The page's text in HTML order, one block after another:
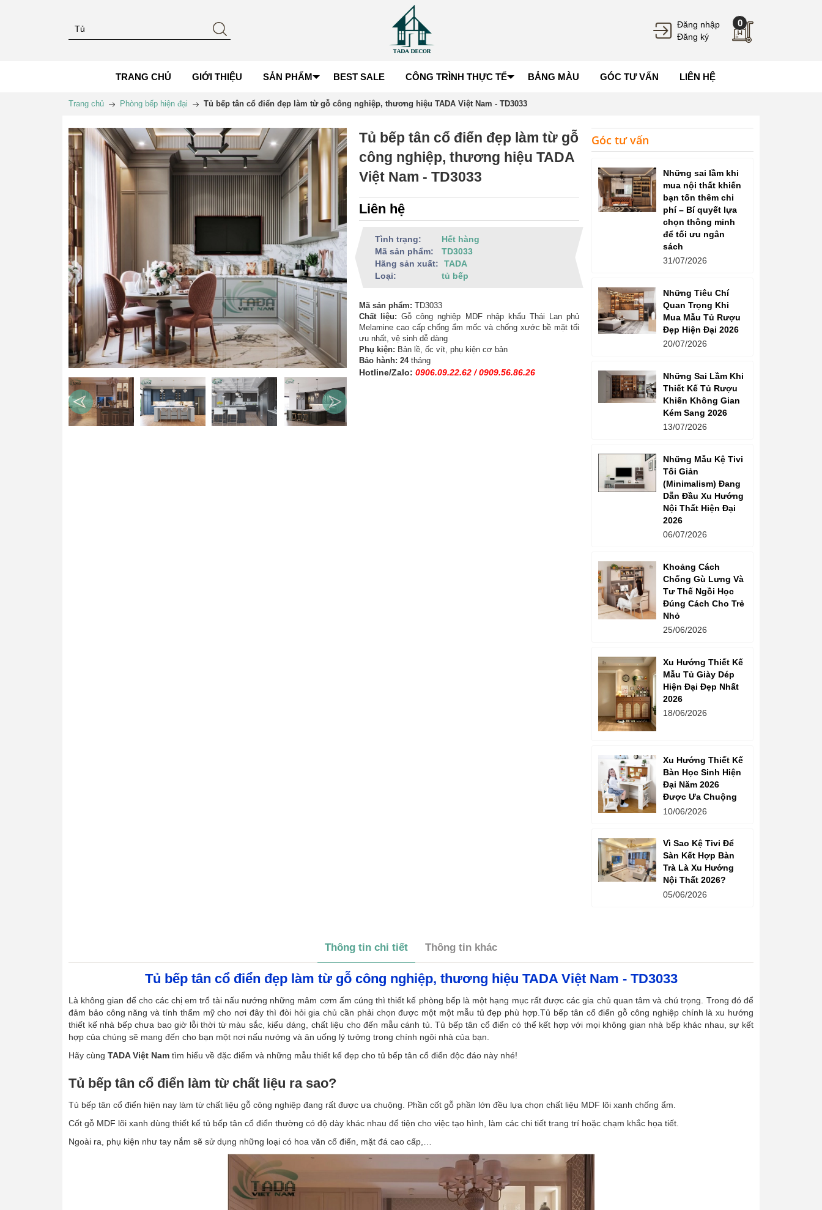
Đăng nhập
Đăng ký
0
TRANG CHỦ GIỚI THIỆU SẢN PHẨM BEST SALE CÔNG TRÌNH THỰC TẾ BẢNG MÀU GÓC TƯ VẤN LIÊN HỆ
Trang chủ Phòng bếp hiện đại Tủ bếp tân cổ điển đẹp làm từ gỗ công nghiệp, thương hiệu TADA Việt Nam - TD3033
Tủ bếp tân cổ điển đẹp làm từ gỗ
công nghiệp, thương hiệu TADA
Việt Nam - TD3033
Liên hệ
Tình trạng:
Hết hàng
Mã sản phẩm:
TD3033
Hãng sản xuất:
TADA
Loại:
tủ bếp
Mã sản phẩm: TD3033
Chất liệu: Gỗ công nghiệp MDF nhập khẩu Thái Lan phủ
Melamine cao cấp chống ẩm mốc và chống xước bề mặt tối
ưu nhất, vệ sinh dễ dàng
Phụ kiện: Bản lề, ốc vít, phụ kiện cơ bản
Bảo hành: 24tháng
Hotline/Zalo: 0906.09.22.62 / 0909.56.86.26
Góc tư vấn
Những sai lầm khi
mua nội thất khiến
bạn tốn thêm chi
phí – Bí quyết lựa
chọn thông minh
để tối ưu ngân
sách
31/07/2026
Những Tiêu Chí
Quan Trọng Khi
Mua Mẫu Tủ Rượu
Đẹp Hiện Đại 2026
20/07/2026
Những Sai Lầm Khi
Thiết Kế Tủ Rượu
Khiến Không Gian
Kém Sang 2026
13/07/2026
Những Mẫu Kệ Tivi
Tối Giản
(Minimalism) Đang
Dẫn Đầu Xu Hướng
Nội Thất Hiện Đại
2026
06/07/2026
Khoảng Cách
Chống Gù Lưng Và
Tư Thế Ngồi Học
Đúng Cách Cho Trẻ
Nhỏ
25/06/2026
Xu Hướng Thiết Kế
Mẫu Tủ Giày Dép
Hiện Đại Đẹp Nhất
2026
18/06/2026
Xu Hướng Thiết Kế
Bàn Học Sinh Hiện
Đại Năm 2026
Được Ưa Chuộng
10/06/2026
Vì Sao Kệ Tivi Để
Sàn Kết Hợp Bàn
Trà Là Xu Hướng
Nội Thất 2026?
05/06/2026
Thông tin chi tiết Thông tin khác
Tủ bếp tân cổ điển đẹp làm từ gỗ công nghiệp, thương hiệu TADA Việt Nam - TD3033
Là không gian để cho các chị em trổ tài nấu nướng những mâm cơm ấm cúng thì thiết kế phòng bếp là một hạng mục rất được các gia chủ quan tâm và chú trọng. Trong đó để
đảm bảo công năng và tính thẩm mỹ cho nơi đây thì đòi hỏi gia chủ cần phải chọn được một một mẫu tủ đẹp phù hợp.Tủ bếp tân cổ điển gỗ công nghiệp chính là xu hướng
thiết kế nhà bếp chưa bao giờ lỗi thời từ màu sắc, kiểu dáng, chất liệu cho đến mẫu cánh tủ. Tủ bếp tân cổ điển có thể kết hợp với mọi không gian nhà bếp khác nhau, sự kết
hợp của chúng sẽ mang đến cho bạn một nơi nấu nướng và ăn uống lý tưởng trong chính ngôi nhà của bạn.
Hãy cùng TADA Việt Nam tìm hiểu về đặc điểm và những mẫu thiết kế đẹp cho tủ bếp tân cổ điển độc đáo này nhé!
Tủ bếp tân cổ điển làm từ chất liệu ra sao?
Tủ bếp tân cổ điển hiện nay làm từ chất liệu gỗ công nghiệp đang rất được ưa chuộng. Phần cốt gỗ phần lớn đều lựa chọn chất liệu MDF lõi xanh chống ẩm.
Cốt gỗ MDF lõi xanh dùng thiết kế tủ bếp tân cổ điển thường có độ dày khác nhau để tiện cho việc tạo hình, làm các chi tiết trang trí hoặc chạm khắc họa tiết.
Ngoài ra, phụ kiện như tay nắm sẽ sử dụng những loại có hoa văn cổ điển, mặt đá cao cấp,…